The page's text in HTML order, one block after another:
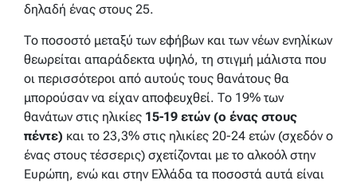
δηλαδή ένας στους 25.
Το ποσοστό μεταξύ των εφήβων και των νέων ενηλίκων
θεωρείται απαράδεκτα υψηλό, τη στιγμή μάλιστα που
οι περισσότεροι από αυτούς τους θανάτους θα
μπορούσαν να είχαν αποφευχθεί. Το 19% των
θανάτων στις ηλικίες 15-19 ετών (ο ένας στους
πέντε) και το 23,3% στις ηλικίες 20-24 ετών (σχεδόν ο
ένας στους τέσσερις) σχετίζονται με το αλκοόλ στην
Ευρώπη, ενώ και στην Ελλάδα τα ποσοστά αυτά είναι